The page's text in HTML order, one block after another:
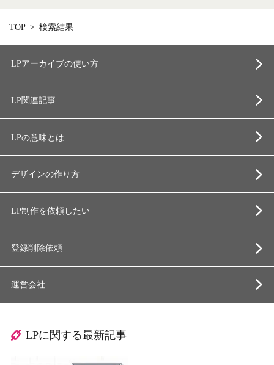
TOP 検索結果
LPアーカイブの使い方
LP関連記事
LPの意味とは
デザインの作り方
LP制作を依頼したい
登録削除依頼
運営会社
LPに関する最新記事